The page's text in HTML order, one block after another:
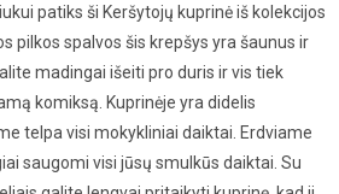
patiks ši Keršytojų kuprinė iš kolekcijos
pilkos spalvos šis krepšys yra šaunus ir
madingai išeiti pro duris ir vis tiek
komiksą. Kuprinėje yra didelis
telpa visi mokykliniai daiktai. Erdviame
saugomi visi jūsų smulkūs daiktai. Su